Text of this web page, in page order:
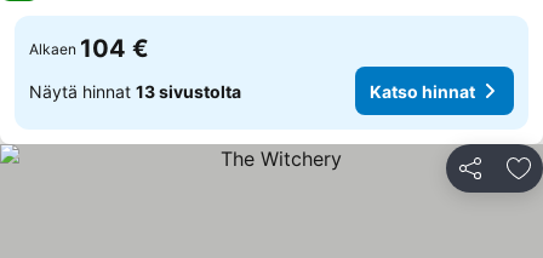
Alkaen 104 €
Näytä hinnat 13 sivustolta Katso hinnat
Jaa